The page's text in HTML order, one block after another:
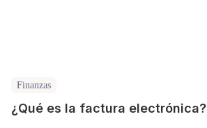
Finanzas
¿Qué es la factura electrónica?